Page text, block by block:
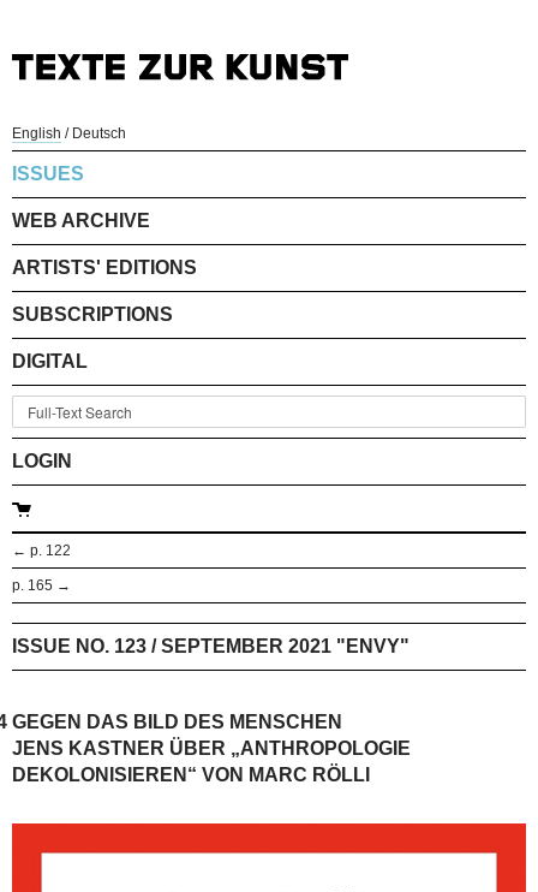
English / Deutsch
ISSUES
WEB ARCHIVE
ARTISTS' EDITIONS
SUBSCRIPTIONS
DIGITAL
LOGIN
← p. 122
p. 165 →
ISSUE NO. 123 / SEPTEMBER 2021 "ENVY"
GEGEN DAS BILD DES MENSCHEN
JENS KASTNER ÜBER „ANTHROPOLOGIE
DEKOLONISIEREN“ VON MARC RÖLLI